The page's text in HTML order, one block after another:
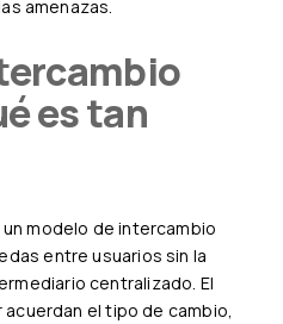
amenazas.
es tan
entre usuarios sin la
centralizado. El
el tipo de cambio,